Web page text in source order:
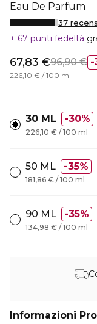
Eau De Parfum
37
67 punti fedeltà
67,83 €96,90 €
226,10 € / 100 ml
30 ML 30%
226,10 € / 100 ml
50 ML 35%
181,86 € / 100 ml
90 ML 35%
134,98 € / 100 ml
Informazioni